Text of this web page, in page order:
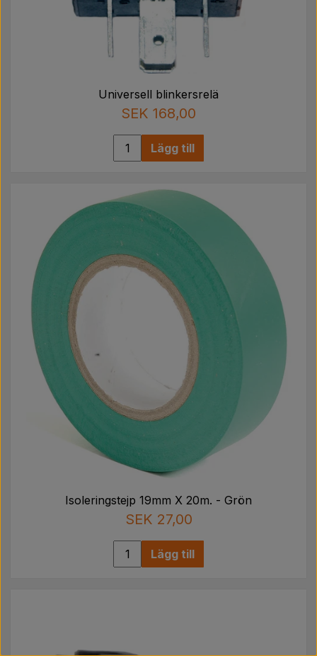
Universell blinkersrelä
SEK 168,00
Lägg till
Isoleringstejp 19mm X 20m. - Grön
SEK 27,00
Lägg till